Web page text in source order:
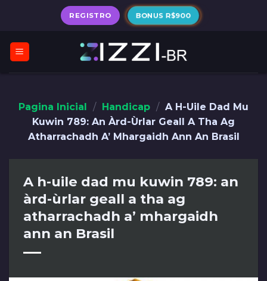
REGISTRO BONUS R$900
Pagina Inicial / Handicap / A H-Uile Dad Mu
Kuwin 789: An Àrd-Ùrlar Geall A Tha Ag
Atharrachadh A’ Mhargaidh Ann An Brasil
A h-uile dad mu kuwin 789: an
àrd-ùrlar geall a tha ag
atharrachadh a’ mhargaidh
ann an Brasil